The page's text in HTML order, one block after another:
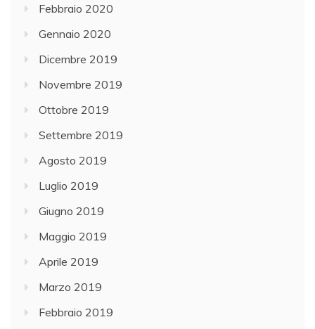
Febbraio 2020
Gennaio 2020
Dicembre 2019
Novembre 2019
Ottobre 2019
Settembre 2019
Agosto 2019
Luglio 2019
Giugno 2019
Maggio 2019
Aprile 2019
Marzo 2019
Febbraio 2019